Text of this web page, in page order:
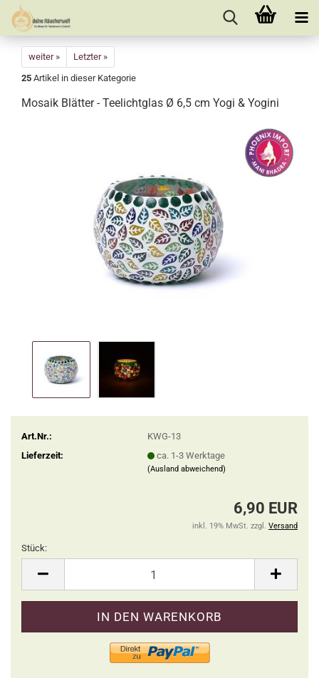
weiter »
Letzter »
25 Artikel in dieser Kategorie
Mosaik Blätter - Teelichtglas Ø 6,5 cm Yogi & Yogini
Art.Nr.:
KWG-13
Lieferzeit:
ca. 1-3 Werktage
(Ausland abweichend)
6,90 EUR
inkl. 19% MwSt. zzgl. Versand
Stück: